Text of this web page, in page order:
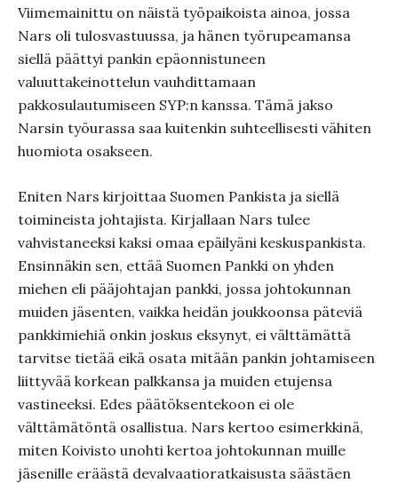
Viimemainittu on näistä työpaikoista ainoa, jossa
Nars oli tulosvastuussa, ja hänen työrupeamansa
siellä päättyi pankin epäonnistuneen
valuuttakeinottelun vauhdittamaan
pakkosulautumiseen SYP:n kanssa. Tämä jakso
Narsin työurassa saa kuitenkin suhteellisesti vähiten
huomiota osakseen.
Eniten Nars kirjoittaa Suomen Pankista ja siellä
toimineista johtajista. Kirjallaan Nars tulee
vahvistaneeksi kaksi omaa epäilyäni keskuspankista.
Ensinnäkin sen, ettää Suomen Pankki on yhden
miehen eli pääjohtajan pankki, jossa johtokunnan
muiden jäsenten, vaikka heidän joukkoonsa päteviä
pankkimiehiä onkin joskus eksynyt, ei välttämättä
tarvitse tietää eikä osata mitään pankin johtamiseen
liittyvää korkean palkkansa ja muiden etujensa
vastineeksi. Edes päätöksentekoon ei ole
välttämätöntä osallistua. Nars kertoo esimerkkinä,
miten Koivisto unohti kertoa johtokunnan muille
jäsenille eräästä devalvaatioratkaisusta säästäen